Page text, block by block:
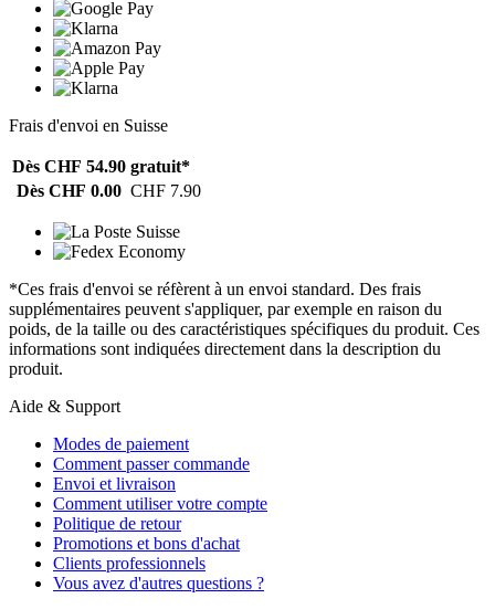
Frais d'envoi en Suisse
Dès CHF 54.90 gratuit*
Dès CHF 0.00 CHF 7.90
*Ces frais d'envoi se réfèrent à un envoi standard. Des frais
supplémentaires peuvent s'appliquer, par exemple en raison du
poids, de la taille ou des caractéristiques spécifiques du produit. Ces
informations sont indiquées directement dans la description du
produit.
Aide & Support
Modes de paiement
Comment passer commande
Envoi et livraison
Comment utiliser votre compte
Politique de retour
Promotions et bons d'achat
Clients professionnels
Vous avez d'autres questions ?